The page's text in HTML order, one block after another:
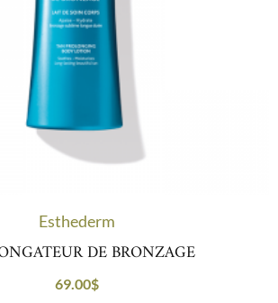
Esthederm
DE BRONZAGE
69.00$